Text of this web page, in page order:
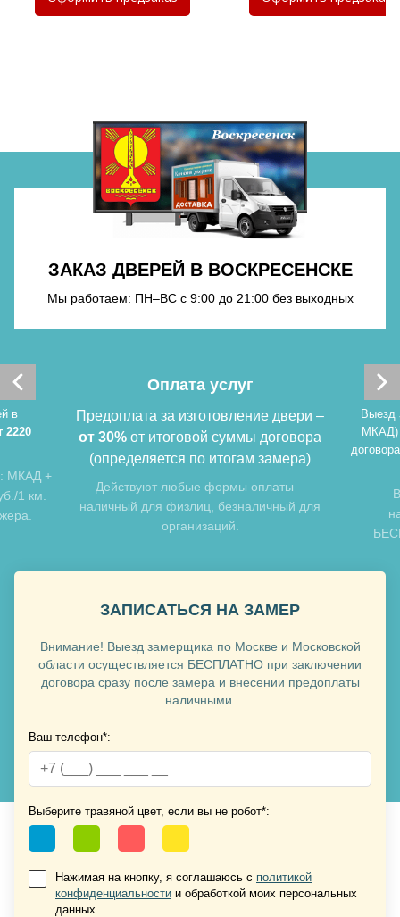
Хочу такую
Хочу такую
Хочу такую
Хочу такую
ЗАКАЗ ДВЕРЕЙ В ВОСКРЕСЕНСКЕ
Мы работаем: ПН–ВС с 9:00 до 21:00 без выходных
в
2220
МКАД +
1 км.
Оплата услуг
Предоплата за изготовление двери –
от 30% от итоговой суммы договора
(определяется по итогам замера)
Действуют любые формы оплаты –
наличный для физлиц, безналичный для
организаций.
Выезд
ЗАПИСАТЬСЯ НА ЗАМЕР
Внимание! Выезд замерщика по Москве и Московской
области осуществляется БЕСПЛАТНО при заключении
договора сразу после замера и внесении предоплаты
наличными.
Ваш телефон*:
Выберите травяной цвет, если вы не робот*:
Нажимая на кнопку, я соглашаюсь с политикой
конфиденциальности и обработкой моих персональных
данных.